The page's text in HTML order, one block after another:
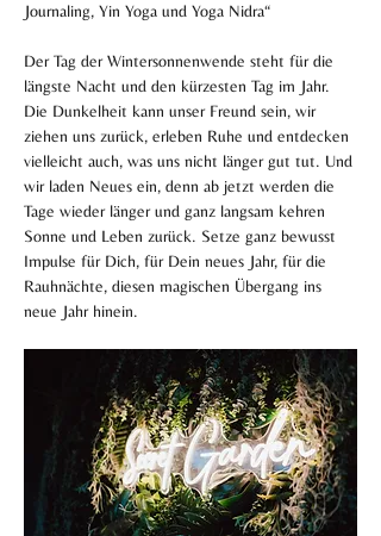
Journaling, Yin Yoga und Yoga Nidra“
Der Tag der Wintersonnenwende steht für die
längste Nacht und den kürzesten Tag im Jahr.
Die Dunkelheit kann unser Freund sein, wir
ziehen uns zurück, erleben Ruhe und entdecken
vielleicht auch, was uns nicht länger gut tut. Und
wir laden Neues ein, denn ab jetzt werden die
Tage wieder länger und ganz langsam kehren
Sonne und Leben zurück. Setze ganz bewusst
Impulse für Dich, für Dein neues Jahr, für die
Rauhnächte, diesen magischen Übergang ins
neue Jahr hinein.